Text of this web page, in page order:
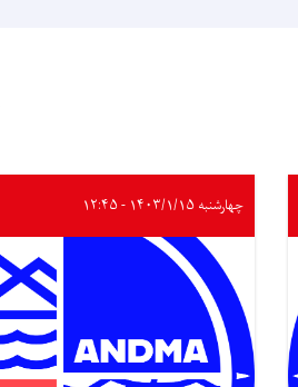
چهارشنبه ۱۴۰۳/۱/۱۵ - ۱۲:۴۵